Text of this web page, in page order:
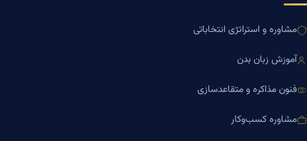
مشاوره و استراتژی انتخاباتی
آموزش زبان بدن
فنون مذاکره و متقاعدسازی
مشاوره کسب‌وکار